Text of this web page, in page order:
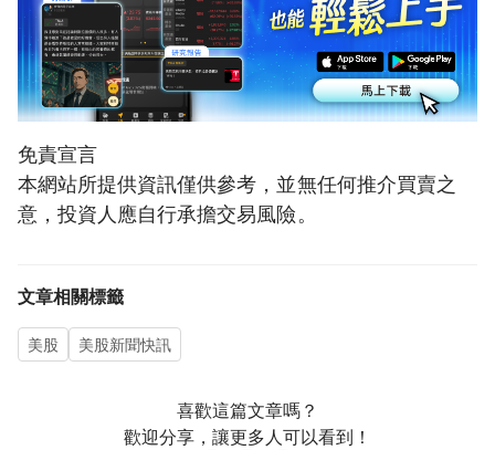
免責宣言
本網站所提供資訊僅供參考，並無任何推介買賣之
意，投資人應自行承擔交易風險。
文章相關標籤
美股 美股新聞快訊
喜歡這篇文章嗎？
歡迎分享，讓更多人可以看到！